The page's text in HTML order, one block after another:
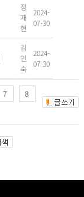
정
재
현
2024-
07-30
김
인
숙
2024-
07-30
7
8